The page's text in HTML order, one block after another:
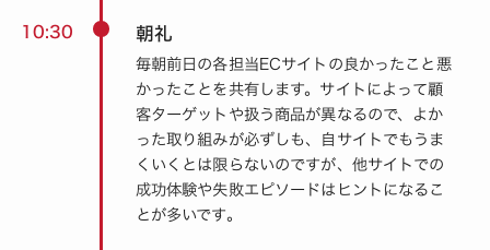
10:30 朝礼
毎朝前日の各担当ECサイトの良かったこと悪
かったことを共有します。サイトによって顧
客ターゲットや扱う商品が異なるので、よか
った取り組みが必ずしも、自サイトでもうま
くいくとは限らないのですが、他サイトでの
成功体験や失敗エピソードはヒントになるこ
とが多いです。